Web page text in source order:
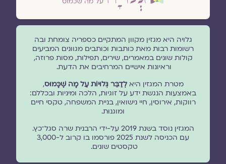
גלויה היא מגזין מקוון המתקיים כספריה צומחת ובה
רשומות רבות מאת כותבות וכותבים מגוונים המביעים
קולות שונים במאמרים, שירים, תפילות, מסות פרוזה,
וראיונות אישיים המרחיבים את הדעת.
מטרת המגזין היאלְדַבֵּר גְּלוּיוֹת עַל מָה שֶׁכָּמוּס,
באמצעות הנגשת ידע על זוגיות, הלכה ומיניות ובכללם:
רווקות, אירוסין, חיי נישואין, בניית המשפחה, טקסי חיים
ומוגנוּת.
המגזין נוסד בשנת 2019 על-ידי הרבנית שרה סגל־כץ.
עם הכניסה לשנת 2025 פורסמו בו קרוב ל-3,000
טקסטים שונים.